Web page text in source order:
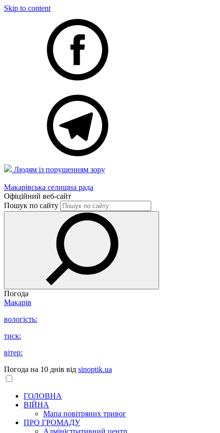
Skip to content
Людям із порушенням зору
Макарівська селищна рада
Офіційний веб-сайт
Пошук по сайту
Погода
Макарів
вологість:
тиск:
вітер:
Погода на 10 днів від sinoptik.ua
ГОЛОВНА
ВІЙНА
Мапа повітряних тривог
ПРО ГРОМАДУ
Aдміністративний центр